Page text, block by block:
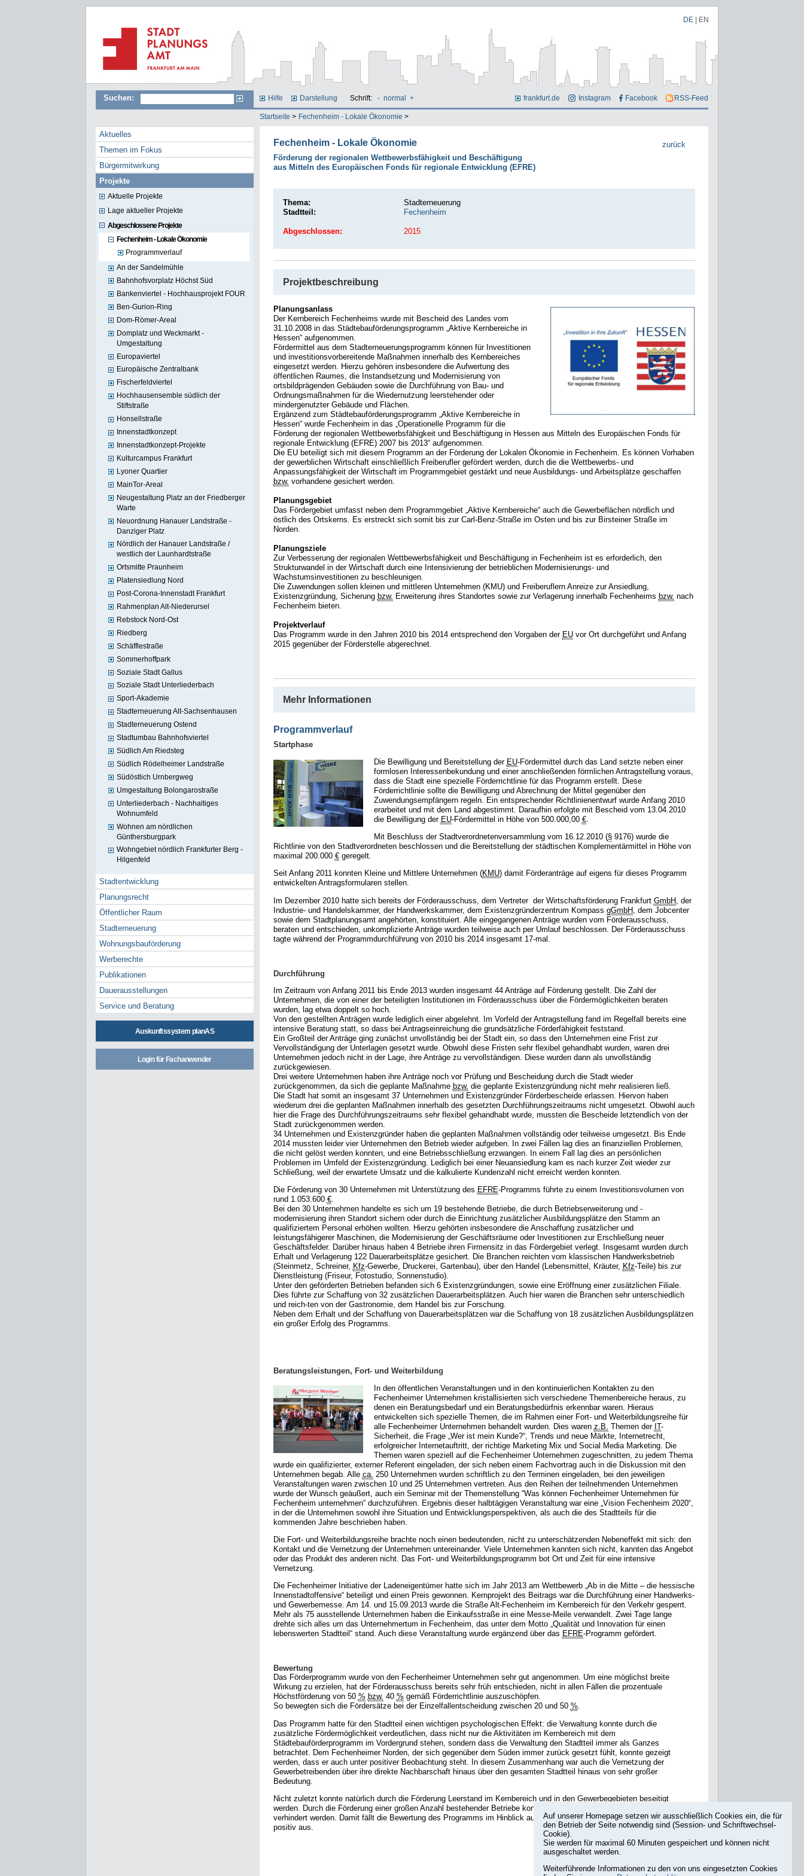
DE EN
Suchen: Hilfe Darstellung Schrift: - normal + frankfurt.de Instagram Facebook RSS-Feed
Startseite > Fechenheim - Lokale Ökonomie >
Aktuelles
Themen im Fokus
Bürgermitwirkung
Projekte
Aktuelle Projekte
Lage aktueller Projekte
Abgeschlossene Projekte
Fechenheim - Lokale Ökonomie
Programmverlauf
An der Sandelmühle
Bahnhofsvorplatz Höchst Süd
Bankenviertel - Hochhausprojekt FOUR
Ben-Gurion-Ring
Dom-Römer-Areal
Domplatz und Weckmarkt -
Umgestaltung
Europaviertel
Europäische Zentralbank
Fischerfeldviertel
Hochhausensemble südlich der
Stiftstraße
Honsellstraße
Innenstadtkonzept
Innenstadtkonzept-Projekte
Kulturcampus Frankfurt
Lyoner Quartier
MainTor-Areal
Neugestaltung Platz an der Friedberger
Warte
Neuordnung Hanauer Landstraße -
Danziger Platz
Nördlich der Hanauer Landstraße /
westlich der Launhardtstraße
Ortsmitte Praunheim
Platensiedlung Nord
Post-Corona-Innenstadt Frankfurt
Rahmenplan Alt-Niederursel
Rebstock Nord-Ost
Riedberg
Schäfflestraße
Sommerhoffpark
Soziale Stadt Gallus
Soziale Stadt Unterliederbach
Sport-Akademie
Stadterneuerung Alt-Sachsenhausen
Stadterneuerung Ostend
Stadtumbau Bahnhofsviertel
Südlich Am Riedsteg
Südlich Rödelheimer Landstraße
Südöstlich Urnbergweg
Umgestaltung Bolongarostraße
Unterliederbach - Nachhaltiges
Wohnumfeld
Wohnen am nördlichen
Günthersburgpark
Wohngebiet nördlich Frankfurter Berg -
Hilgenfeld
Stadtentwicklung
Planungsrecht
Öffentlicher Raum
Stadterneuerung
Wohnungsbauförderung
Werberechte
Publikationen
Dauerausstellungen
Service und Beratung
Auskunftssystem planAS
Login für Fachanwender
zurück
Fechenheim - Lokale Ökonomie
Förderung der regionalen Wettbewerbsfähigkeit und Beschäftigung
aus Mitteln des Europäischen Fonds für regionale Entwicklung (EFRE)
Thema:
Stadterneuerung
Stadtteil:
Fechenheim
Abgeschlossen: 2015
Projektbeschreibung
Planungsanlass
Der Kernbereich Fechenheims wurde mit Bescheid des Landes vom
31.10.2008 in das Städtebauförderungsprogramm „Aktive Kernbereiche in
Hessen“ aufgenommen.
Fördermittel aus dem Stadterneuerungsprogramm können für Investitionen
und investitionsvorbereitende Maßnahmen innerhalb des Kernbereiches
eingesetzt werden. Hierzu gehören insbesondere die Aufwertung des
öffentlichen Raumes, die Instandsetzung und Modernisierung von
ortsbildprägenden Gebäuden sowie die Durchführung von Bau- und
Ordnungsmaßnahmen für die Wiedernutzung leerstehender oder
mindergenutzter Gebäude und Flächen.
Ergänzend zum Städtebauförderungsprogramm „Aktive Kernbereiche in
Hessen“ wurde Fechenheim in das „Operationelle Programm für die
Förderung der regionalen Wettbewerbsfähigkeit und Beschäftigung in Hessen aus Mitteln des Europäischen Fonds für
regionale Entwicklung (EFRE) 2007 bis 2013“ aufgenommen.
Die EU beteiligt sich mit diesem Programm an der Förderung der Lokalen Ökonomie in Fechenheim. Es können Vorhaben
der gewerblichen Wirtschaft einschließlich Freiberufler gefördert werden, durch die die Wettbewerbs- und
Anpassungsfähigkeit der Wirtschaft im Programmgebiet gestärkt und neue Ausbildungs- und Arbeitsplätze geschaffen
bzw. vorhandene gesichert werden.
Planungsgebiet
Das Fördergebiet umfasst neben dem Programmgebiet „Aktive Kernbereiche“ auch die Gewerbeflächen nördlich und
östlich des Ortskerns. Es erstreckt sich somit bis zur Carl-Benz-Straße im Osten und bis zur Birsteiner Straße im
Norden.
Planungsziele
Zur Verbesserung der regionalen Wettbewerbsfähigkeit und Beschäftigung in Fechenheim ist es erforderlich, den
Strukturwandel in der Wirtschaft durch eine Intensivierung der betrieblichen Modernisierungs- und
Wachstumsinvestitionen zu beschleunigen.
Die Zuwendungen sollen kleinen und mittleren Unternehmen (KMU) und Freiberuflern Anreize zur Ansiedlung,
Existenzgründung, Sicherung bzw. Erweiterung ihres Standortes sowie zur Verlagerung innerhalb Fechenheims bzw. nach
Fechenheim bieten.
Projektverlauf
Das Programm wurde in den Jahren 2010 bis 2014 entsprechend den Vorgaben der EUvor Ort durchgeführt und Anfang
2015 gegenüber der Förderstelle abgerechnet.
Mehr Informationen
Programmverlauf
Startphase
Die Bewilligung und Bereitstellung der EU-Fördermittel durch das Land setzte neben einer
formlosen Interessenbekundung und einer anschließenden förmlichen Antragstellung voraus,
dass die Stadt eine spezielle Förderrichtlinie für das Programm erstellt. Diese
Förderrichtlinie sollte die Bewilligung und Abrechnung der Mittel gegenüber den
Zuwendungsempfängern regeln. Ein entsprechender Richtlinienentwurf wurde Anfang 2010
erarbeitet und mit dem Land abgestimmt. Daraufhin erfolgte mit Bescheid vom 13.04.2010
die Bewilligung der EU-Fördermittel in Höhe von 500.000,00 €.
Mit Beschluss der Stadtverordnetenversammlung vom 16.12.2010 (§9176) wurde die
Richtlinie von den Stadtverordneten beschlossen und die Bereitstellung der städtischen Komplementärmittel in Höhe von
maximal 200.000 €geregelt.
Seit Anfang 2011 konnten Kleine und Mittlere Unternehmen (KMU) damit Förderanträge auf eigens für dieses Programm
entwickelten Antragsformularen stellen.
Im Dezember 2010 hatte sich bereits der Förderausschuss, dem Vertreter der Wirtschaftsförderung Frankfurt GmbH, der
Industrie- und Handelskammer, der Handwerkskammer, dem Existenzgründerzentrum Kompass gGmbH, dem Jobcenter
sowie dem Stadtplanungsamt angehörten, konstituiert. Alle eingegangenen Anträge wurden vom Förderausschuss,
beraten und entschieden, unkomplizierte Anträge wurden teilweise auch per Umlauf beschlossen. Der Förderausschuss
tagte während der Programmdurchführung von 2010 bis 2014 insgesamt 17-mal.
Durchführung
Im Zeitraum von Anfang 2011 bis Ende 2013 wurden insgesamt 44 Anträge auf Förderung gestellt. Die Zahl der
Unternehmen, die von einer der beteiligten Institutionen im Förderausschuss über die Fördermöglichkeiten beraten
wurden, lag etwa doppelt so hoch.
Von den gestellten Anträgen wurde lediglich einer abgelehnt. Im Vorfeld der Antragstellung fand im Regelfall bereits eine
intensive Beratung statt, so dass bei Antragseinreichung die grundsätzliche Förderfähigkeit feststand.
Ein Großteil der Anträge ging zunächst unvollständig bei der Stadt ein, so dass den Unternehmen eine Frist zur
Vervollständigung der Unterlagen gesetzt wurde. Obwohl diese Fristen sehr flexibel gehandhabt wurden, waren drei
Unternehmen jedoch nicht in der Lage, ihre Anträge zu vervollständigen. Diese wurden dann als unvollständig
zurückgewiesen.
Drei weitere Unternehmen haben ihre Anträge noch vor Prüfung und Bescheidung durch die Stadt wieder
zurückgenommen, da sich die geplante Maßnahme bzw. die geplante Existenzgründung nicht mehr realisieren ließ.
Die Stadt hat somit an insgesamt 37 Unternehmen und Existenzgründer Förderbescheide erlassen. Hiervon haben
wiederum drei die geplanten Maßnahmen innerhalb des gesetzten Durchführungszeitraums nicht umgesetzt. Obwohl auch
hier die Frage des Durchführungszeitraums sehr flexibel gehandhabt wurde, mussten die Bescheide letztendlich von der
Stadt zurückgenommen werden.
34 Unternehmen und Existenzgründer haben die geplanten Maßnahmen vollständig oder teilweise umgesetzt. Bis Ende
2014 mussten leider vier Unternehmen den Betrieb wieder aufgeben. In zwei Fällen lag dies an finanziellen Problemen,
die nicht gelöst werden konnten, und eine Betriebsschließung erzwangen. In einem Fall lag dies an persönlichen
Problemen im Umfeld der Existenzgründung. Lediglich bei einer Neuansiedlung kam es nach kurzer Zeit wieder zur
Schließung, weil der erwartete Umsatz und die kalkulierte Kundenzahl nicht erreicht werden konnten.
Die Förderung von 30 Unternehmen mit Unterstützung des EFRE-Programms führte zu einem Investitionsvolumen von
rund 1.053.600 €.
Bei den 30 Unternehmen handelte es sich um 19 bestehende Betriebe, die durch Betriebserweiterung und -
modernisierung ihren Standort sichern oder durch die Einrichtung zusätzlicher Ausbildungsplätze den Stamm an
qualifiziertem Personal erhöhen wollten. Hierzu gehörten insbesondere die Anschaffung zusätzlicher und
leistungsfähigerer Maschinen, die Modernisierung der Geschäftsräume oder Investitionen zur Erschließung neuer
Geschäftsfelder. Darüber hinaus haben 4 Betriebe ihren Firmensitz in das Fördergebiet verlegt. Insgesamt wurden durch
Erhalt und Verlagerung 122 Dauerarbeitsplätze gesichert. Die Branchen reichten vom klassischen Handwerksbetrieb
(Steinmetz, Schreiner, Kfz-Gewerbe, Druckerei, Gartenbau), über den Handel (Lebensmittel, Kräuter, Kfz-Teile) bis zur
Dienstleistung (Friseur, Fotostudio, Sonnenstudio).
Unter den geförderten Betrieben befanden sich 6 Existenzgründungen, sowie eine Eröffnung einer zusätzlichen Filiale.
Dies führte zur Schaffung von 32 zusätzlichen Dauerarbeitsplätzen. Auch hier waren die Branchen sehr unterschiedlich
und reich-ten von der Gastronomie, dem Handel bis zur Forschung.
Neben dem Erhalt und der Schaffung von Dauerarbeitsplätzen war die Schaffung von 18 zusätzlichen Ausbildungsplätzen
ein großer Erfolg des Programms.
Beratungsleistungen, Fort- und Weiterbildung
In den öffentlichen Veranstaltungen und in den kontinuierlichen Kontakten zu den
Fechenheimer Unternehmen kristallisierten sich verschiedene Themenbereiche heraus, zu
denen ein Beratungsbedarf und ein Beratungsbedürfnis erkennbar waren. Hieraus
entwickelten sich spezielle Themen, die im Rahmen einer Fort- und Weiterbildungsreihe für
alle Fechenheimer Unternehmen behandelt wurden. Dies waren z.B. Themen der IT-
Sicherheit, die Frage „Wer ist mein Kunde?“, Trends und neue Märkte, Internetrecht,
erfolgreicher Internetauftritt, der richtige Marketing Mix und Social Media Marketing. Die
Themen waren speziell auf die Fechenheimer Unternehmen zugeschnitten, zu jedem Thema
wurde ein qualifizierter, externer Referent eingeladen, der sich neben einem Fachvortrag auch in die Diskussion mit den
Unternehmen begab. Alle ca. 250 Unternehmen wurden schriftlich zu den Terminen eingeladen, bei den jeweiligen
Veranstaltungen waren zwischen 10 und 25 Unternehmen vertreten. Aus den Reihen der teilnehmenden Unternehmen
wurde der Wunsch geäußert, auch ein Seminar mit der Themenstellung “Was können Fechenheimer Unternehmen für
Fechenheim unternehmen“ durchzuführen. Ergebnis dieser halbtägigen Veranstaltung war eine „Vision Fechenheim 2020“,
in der die Unternehmen sowohl ihre Situation und Entwicklungsperspektiven, als auch die des Stadtteils für die
kommenden Jahre beschrieben haben.
Die Fort- und Weiterbildungsreihe brachte noch einen bedeutenden, nicht zu unterschätzenden Nebeneffekt mit sich: den
Kontakt und die Vernetzung der Unternehmen untereinander. Viele Unternehmen kannten sich nicht, kannten das Angebot
oder das Produkt des anderen nicht. Das Fort- und Weiterbildungsprogramm bot Ort und Zeit für eine intensive
Vernetzung.
Die Fechenheimer Initiative der Ladeneigentümer hatte sich im Jahr 2013 am Wettbewerb „Ab in die Mitte – die hessische
Innenstadtoffensive“ beteiligt und einen Preis gewonnen. Kernprojekt des Beitrags war die Durchführung einer Handwerks-
und Gewerbemesse. Am 14. und 15.09.2013 wurde die Straße Alt-Fechenheim im Kernbereich für den Verkehr gesperrt.
Mehr als 75 ausstellende Unternehmen haben die Einkaufsstraße in eine Messe-Meile verwandelt. Zwei Tage lange
drehte sich alles um das Unternehmertum in Fechenheim, das unter dem Motto „Qualität und Innovation für einen
lebenswerten Stadtteil“ stand. Auch diese Veranstaltung wurde ergänzend über das EFRE-Programm gefördert.
Bewertung
Das Förderprogramm wurde von den Fechenheimer Unternehmen sehr gut angenommen. Um eine möglichst breite
Wirkung zu erzielen, hat der Förderausschuss bereits sehr früh entschieden, nicht in allen Fällen die prozentuale
Höchstförderung von 50 % bzw. 40 % gemäß Förderrichtlinie auszuschöpfen.
So bewegten sich die Fördersätze bei der Einzelfallentscheidung zwischen 20 und 50 %.
Das Programm hatte für den Stadtteil einen wichtigen psychologischen Effekt: die Verwaltung konnte durch die
zusätzliche Fördermöglichkeit verdeutlichen, dass nicht nur die Aktivitäten im Kernbereich mit dem
Städtebauförderprogramm im Vordergrund stehen, sondern dass die Verwaltung den Stadtteil immer als Ganzes
betrachtet. Dem Fechenheimer Norden, der sich gegenüber dem Süden immer zurück gesetzt fühlt, konnte gezeigt
werden, dass er auch unter positiver Beobachtung steht. In diesem Zusammenhang war auch die Vernetzung der
Gewerbetreibenden über ihre direkte Nachbarschaft hinaus über den gesamten Stadtteil hinaus von sehr großer
Bedeutung.
Nicht zuletzt konnte natürlich durch die Förderung Leerstand im Kernbereich und in den Gewerbegebieten beseitigt
werden. Durch die Förderung einer großen Anzahl bestehender Betriebe konnte mit Sicherheit auch drohender Leerstand
verhindert werden. Damit fällt die Bewertung des Programms im Hinblick auf die ursprüngliche Zielsetzung eindeutig
positiv aus.
Auf unserer Homepage setzen wir ausschließlich Cookies ein, die für
den Betrieb der Seite notwendig sind (Session- und Schriftwechsel-
Cookie).
Sie werden für maximal 60 Minuten gespeichert und können nicht
ausgeschaltet werden.
Weiterführende Informationen zu den von uns eingesetzten Cookies